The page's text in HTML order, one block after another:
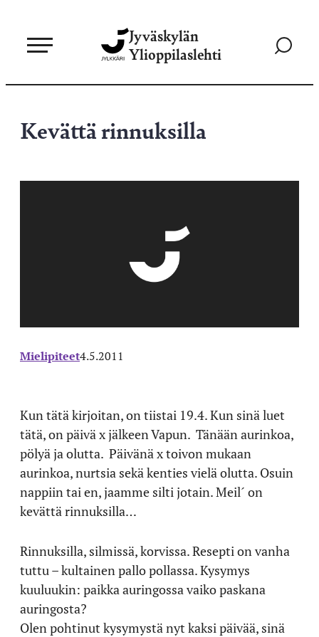
sisältöön
Jyväskylän
Ylioppilaslehti
Siirry
Kevättä rinnuksilla
Mielipiteet4.5.2011
Kun tätä kirjoitan, on tiistai 19.4. Kun sinä luet
tätä, on päivä x jälkeen Vapun. Tänään aurinkoa,
pölyä ja olutta. Päivänä x toivon mukaan
aurinkoa, nurtsia sekä kenties vielä olutta. Osuin
nappiin tai en, jaamme silti jotain. Meil´ on
kevättä rinnuksilla…
Rinnuksilla, silmissä, korvissa. Resepti on vanha
tuttu – kultainen pallo pollassa. Kysymys
kuuluukin: paikka auringossa vaiko paskana
auringosta?
Olen pohtinut kysymystä nyt kaksi päivää, sinä